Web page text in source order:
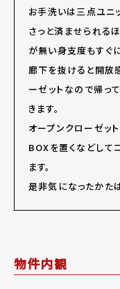
お手洗いは三点ユニ
さっと済ませられる
が無い身支度もすぐ
廊下を抜けると開放
ーゼットなので帰っ
きます。
オープンクローゼッ
BOXを置くなどして
ます。
是非気になったかた
物件内観